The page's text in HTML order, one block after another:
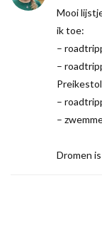
Mooi
ik toe:
–
–
–
–
Dromen